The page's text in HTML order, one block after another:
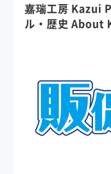
嘉瑞工房 Kazui
ル・歴史 About